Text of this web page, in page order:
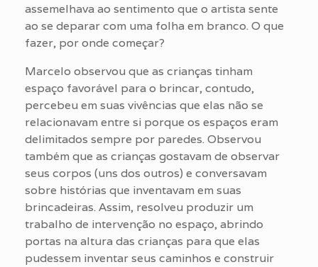
assemelhava ao sentimento que o artista sente
ao se deparar com uma folha em branco. O que
fazer, por onde começar?
Marcelo observou que as crianças tinham
espaço favorável para o brincar, contudo,
percebeu em suas vivências que elas não se
relacionavam entre si porque os espaços eram
delimitados sempre por paredes. Observou
também que as crianças gostavam de observar
seus corpos (uns dos outros) e conversavam
sobre histórias que inventavam em suas
brincadeiras. Assim, resolveu produzir um
trabalho de intervenção no espaço, abrindo
portas na altura das crianças para que elas
pudessem inventar seus caminhos e construir